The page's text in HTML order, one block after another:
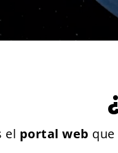
el portal web